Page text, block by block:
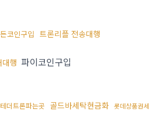
코인구입 트론리플 전송대행
행 파이코인구입
테더트론파는곳 골드바세탁현금화 롯데상품권